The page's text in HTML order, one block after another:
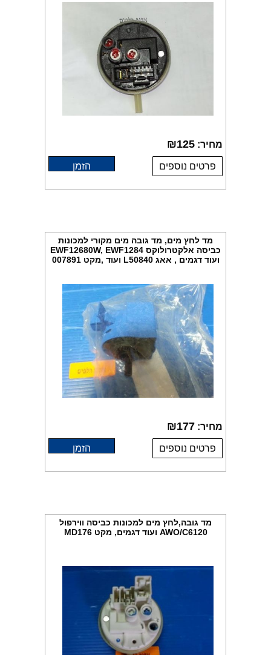
מחיר: ₪125
פרטים נוספים הזמן
מד לחץ מים, מד גובה מים מקורי למכונות
כביסה אלקטרולוקס EWF12680W, EWF1284
ועוד דגמים , אאג L50840 ועוד ,מקט 007891
מחיר: ₪177
פרטים נוספים הזמן
מד גובה,לחץ מים למכונות כביסה ווירפול
AWO/C6120 ועוד דגמים, מקט MD176